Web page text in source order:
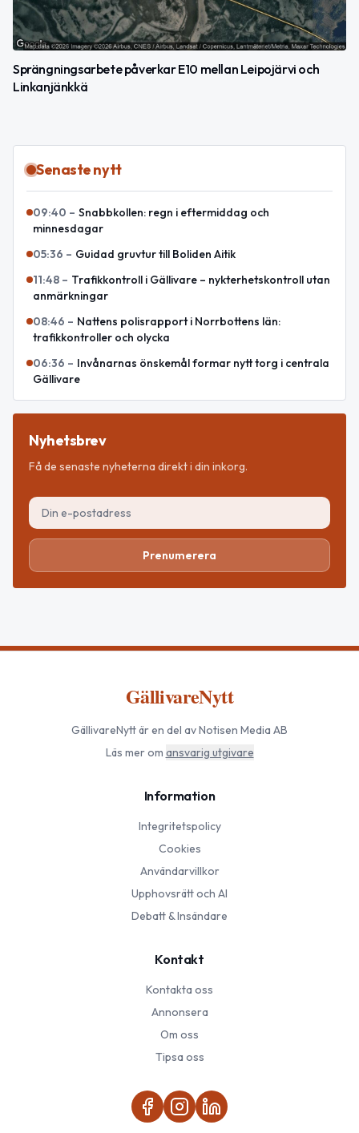
Sprängningsarbete påverkar E10 mellan Leipojärvi och
Linkanjänkkä
Senaste nytt
09:40 – Snabbkollen: regn i eftermiddag och
minnesdagar
05:36 – Guidad gruvtur till Boliden Aitik
11:48 – Trafikkontroll i Gällivare – nykterhetskontroll utan
anmärkningar
08:46 – Nattens polisrapport i Norrbottens län:
trafikkontroller och olycka
06:36 – Invånarnas önskemål formar nytt torg i centrala
Gällivare
Nyhetsbrev
Få de senaste nyheterna direkt i din inkorg.
Prenumerera
GällivareNytt
GällivareNyttär en del av Notisen Media AB
Läs mer om ansvarig utgivare
Information
Integritetspolicy
Cookies
Användarvillkor
Upphovsrätt och AI
Debatt & Insändare
Kontakt
Kontakta oss
Annonsera
Om oss
Tipsa oss